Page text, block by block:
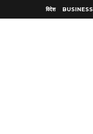
विदेश BUSINESS